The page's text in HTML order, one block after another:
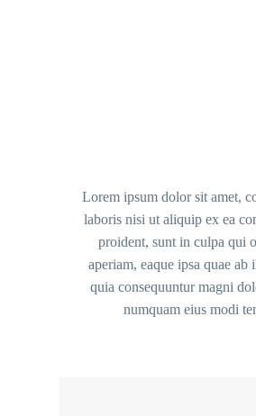
Lorem ipsum dolor sit amet,
laboris nisi ut aliquip ex ea
proident, sunt in culpa qui
aperiam, eaque ipsa quae
quia consequuntur magni
numquam eius modi